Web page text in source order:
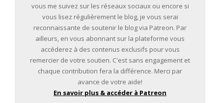
vous me suivez sur les réseaux sociaux ou encore si
vous lisez régulièrement le blog, je vous serai
reconnaissante de soutenir le blog via Patreon. Par
ailleurs, en vous abonnant sur la plateforme vous
accéderez à des contenus exclusifs pour vous
remercier de votre soutien. C'est sans engagement et
chaque contribution fera la différence. Merci par
avance de votre aide!
En savoir plus & accéder à Patreon